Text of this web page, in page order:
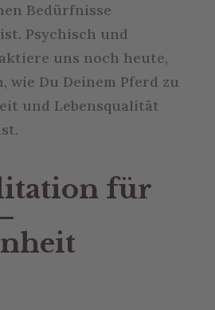
Bedürfnisse
Psychisch und
uns noch heute,
wie Du Deinem Pferd zu
und Lebensqualität
für